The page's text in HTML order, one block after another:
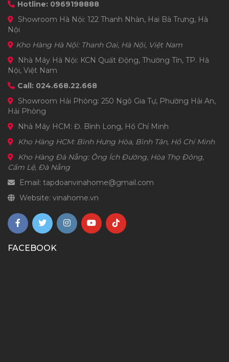
Hotline: 0969198888
Showroom Hà Nội: 122 Thanh Nhàn, Hai Bà Trưng, Hà
Nội
Kho Hàng Hà Nội: Thanh Oai, Hà Nội, Việt Nam
Nhà Máy Hà Nội: KCN Quất Động, Thường Tín, TP. Hà
Nội, Việt Nam
Call: 024.668.22.668
Showroom Hải Phòng: 250 Ngô Gia Tự, Phường Hải An,
Hải Phòng
Nhà Máy HCM: Đ. Bình Long, Hồ Chí Minh
Kho Hàng HCM: Bình Hưng Hòa, Bình Tân, Hồ Chí Minh
Kho Hàng Đà Nẵng: Ông Ích Đường, Hòa Thọ Đông,
Cẩm Lệ, Đà Nẵng
Email: tapdoanvinahome@gmail.com
Website: vinahome.vn
FACEBOOK